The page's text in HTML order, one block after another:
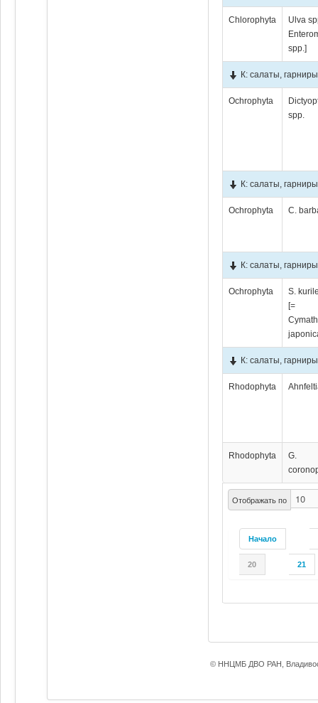
Отображать по
Начало
20 21
Chlorophyta
Ulva
spp.]
К: салаты,
Ochrophyta
spp.
К: салаты,
Ochrophyta C.
К: салаты,
Ochrophyta
S.
[=
К: салаты,
Rhodophyta
Rhodophyta
G.
© ННЦМБ ДВО РАН,